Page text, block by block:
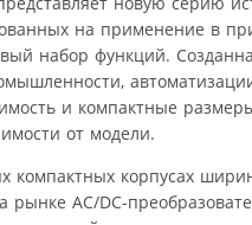
на применение в
набор функций.
и компактные
от модели.
корпусах
AC/DC-